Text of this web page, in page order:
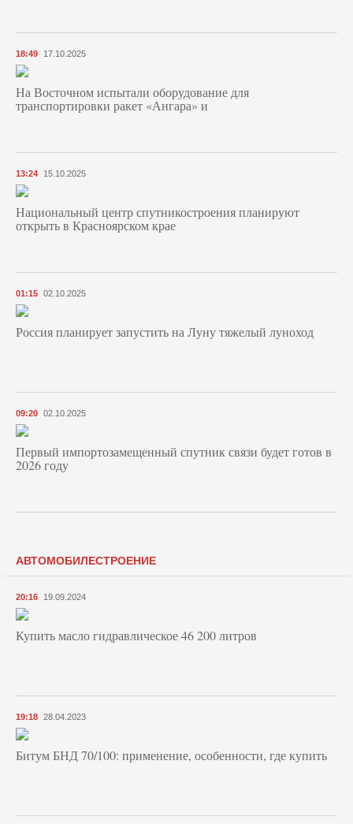
18:49 17.10.2025
На Восточном испытали оборудование для
транспортировки ракет «Ангара» и
13:24 15.10.2025
Национальный центр спутникостроения планируют
открыть в Красноярском крае
01:15 02.10.2025
Россия планирует запустить на Луну тяжелый луноход
09:20 02.10.2025
Первый импортозамещенный спутник связи будет готов в
2026 году
АВТОМОБИЛЕСТРОЕНИЕ
20:16 19.09.2024
Купить масло гидравлическое 46 200 литров
19:18 28.04.2023
Битум БНД 70/100: применение, особенности, где купить